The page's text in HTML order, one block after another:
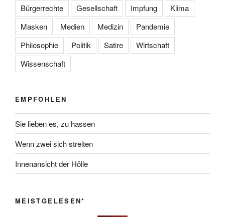
Bürgerrechte Gesellschaft Impfung
Klima
Masken
Medien Medizin
Pandemie
Philosophie
Politik Satire
Wirtschaft
Wissenschaft
EMPFOHLEN
Sie lieben es, zu hassen
Wenn zwei sich streiten
Innenansicht der Hölle
MEISTGELESEN*